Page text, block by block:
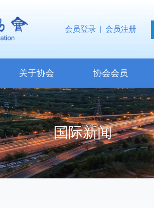
会员登录 | 会员注册
关于协会 协会会员
国际新闻